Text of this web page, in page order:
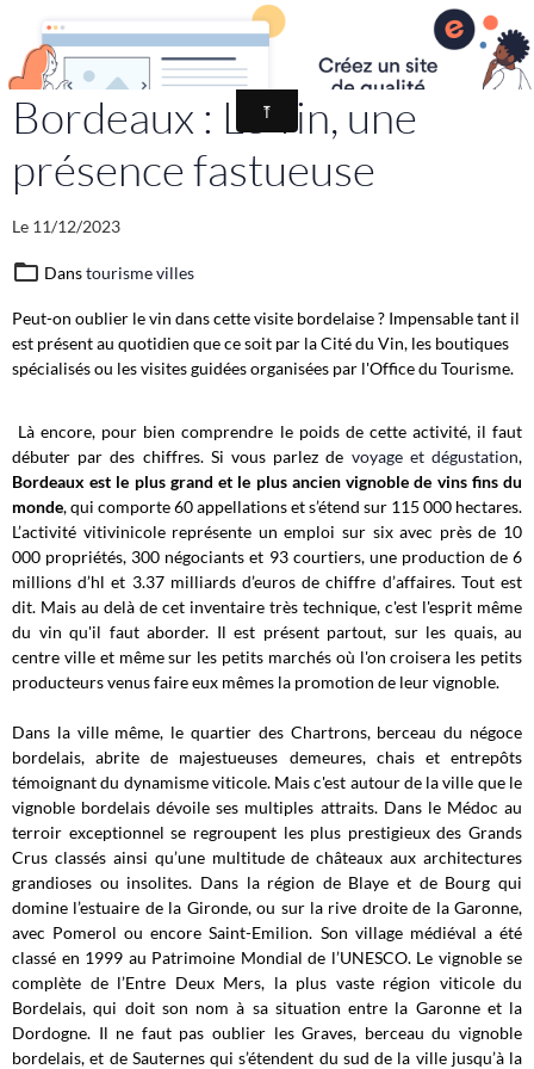
Magazine des destinations touristiques
Bordeaux : Le vin, une
présence fastueuse
Le 11/12/2023
Danstourisme villes
Peut-on oublier le vin dans cette visite bordelaise ? Impensable tant il
est présent au quotidien que ce soit par la Cité du Vin, les boutiques
spécialisés ou les visites guidées organisées par l'Office du Tourisme.
Là encore, pour bien comprendre le poids de cette activité, il faut
débuter par des chiffres. Si vous parlez de voyage et dégustation,
Bordeaux est le plus grand et le plus ancien vignoble de vins fins du
monde, qui comporte 60 appellations et s’étend sur 115 000 hectares.
L’activité vitivinicole représente un emploi sur six avec près de 10
000 propriétés, 300 négociants et 93 courtiers, une production de 6
millions d’hl et 3.37 milliards d’euros de chiffre d’affaires. Tout est
dit. Mais au delà de cet inventaire très technique, c'est l'esprit même
du vin qu'il faut aborder. Il est présent partout, sur les quais, au
centre ville et même sur les petits marchés où l'on croisera les petits
producteurs venus faire eux mêmes la promotion de leur vignoble.
Dans la ville même, le quartier des Chartrons, berceau du négoce
bordelais, abrite de majestueuses demeures, chais et entrepôts
témoignant du dynamisme viticole. Mais c'est autour de la ville que le
vignoble bordelais dévoile ses multiples attraits. Dans le Médoc au
terroir exceptionnel se regroupent les plus prestigieux des Grands
Crus classés ainsi qu’une multitude de châteaux aux architectures
grandioses ou insolites. Dans la région de Blaye et de Bourg qui
domine l’estuaire de la Gironde, ou sur la rive droite de la Garonne,
avec Pomerol ou encore Saint-Emilion. Son village médiéval a été
classé en 1999 au Patrimoine Mondial de l’UNESCO. Le vignoble se
complète de l’Entre Deux Mers, la plus vaste région viticole du
Bordelais, qui doit son nom à sa situation entre la Garonne et la
Dordogne. Il ne faut pas oublier les Graves, berceau du vignoble
bordelais, et de Sauternes qui s’étendent du sud de la ville jusqu’à la